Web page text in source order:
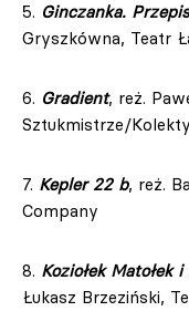
5. Ginczanka.
Gryszkówna, Teatr
6. Gradient, reż.
Sztukmistrze/
7. Kepler 22 b, reż.
Company
8. Koziołek Matołek
Łukasz Brzeziński,